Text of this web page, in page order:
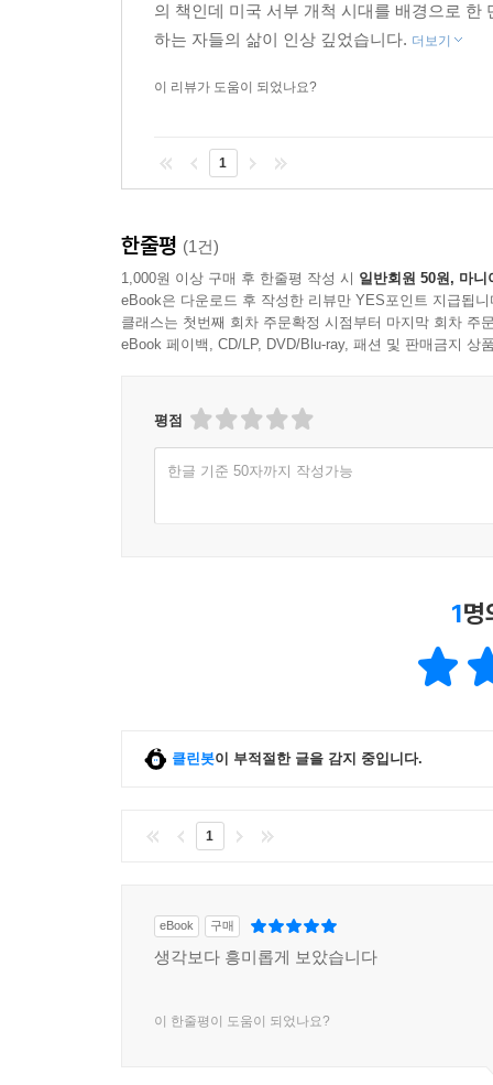
의 책인데 미국 서부 개척 시대를 배경으로
하는 자들의 삶이 인상 깊었습니다. 더보기
이 리뷰가 도움이 되었나요?
1
한줄평 (1건)
1,000원 이상 구매 후 한줄평 작성 시 일반회원 50원, 마니
eBook은 다운로드 후 작성한 리뷰만 YES포인트 지급됩니
클래스는 첫번째 회차 주문확정 시점부터 마지막 회차 주
eBook 페이백, CD/LP, DVD/Blu-ray, 패션 및 판매금지 상
평점
한글 기준 50자까지 작성가능
1명
클린봇이 부적절한 글을 감지 중입니다.
1
eBook 구매
생각보다 흥미롭게 보았습니다
이 한줄평이 도움이 되었나요?